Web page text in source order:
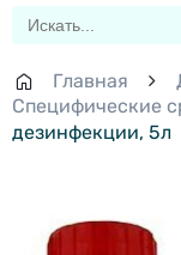
Главная
Специфические
дезинфекции, 5л